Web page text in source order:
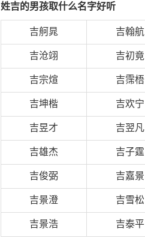
姓吉的男孩取什么名字好听
吉舸晁 吉翰航
吉沧翊 吉初竟
吉宗煊 吉霈梧
吉坤楷 吉欢宁
吉昱才 吉翌凡
吉雄杰 吉子霆
吉俊弼 吉嘉景
吉景澄 吉雪松
吉景浩 吉泰平